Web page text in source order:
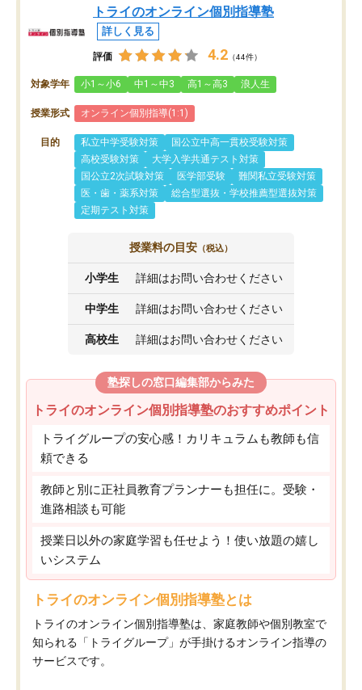
トライのオンライン個別指導塾
詳しく見る
評価 4.2 （44件）
対象学年 小1～小6 中1～中3 高1～高3 浪人生
授業形式 オンライン個別指導(1:1)
目的 私立中学受験対策
国公立中高一貫校受験対策
高校受験対策
大学入学共通テスト対策
国公立2次試験対策
医学部受験
難関私立受験対策
医・歯・薬系対策
総合型選抜・学校推薦型選抜対策
定期テスト対策
授業料の目安 （税込）
小学生 詳細はお問い合わせください
中学生 詳細はお問い合わせください
高校生 詳細はお問い合わせください
塾探しの窓口編集部からみた
トライのオンライン個別指導塾のおすすめポイント
トライグループの安心感！カリキュラムも教師も信
頼できる
教師と別に正社員教育プランナーも担任に。受験・
進路相談も可能
授業日以外の家庭学習も任せよう！使い放題の嬉し
いシステム
トライのオンライン個別指導塾とは
トライのオンライン個別指導塾は、家庭教師や個別教室で
知られる「トライグループ」が手掛けるオンライン指導の
サービスです。